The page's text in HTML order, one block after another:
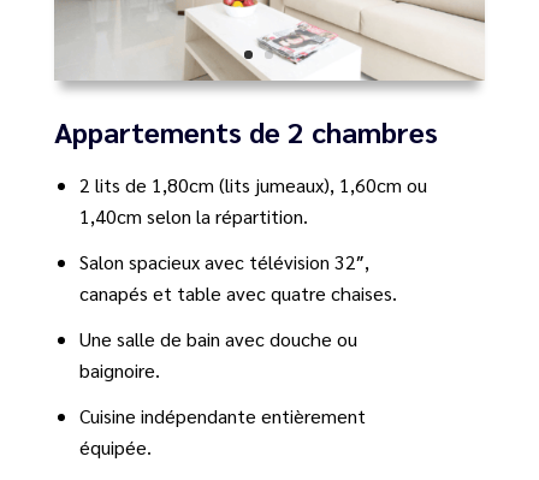
Appartements de 2 chambres
2 lits de 1,80cm (lits jumeaux), 1,60cm ou
1,40cm selon la répartition.
Salon spacieux avec télévision 32″,
canapés et table avec quatre chaises.
Une salle de bain avec douche ou
baignoire.
Cuisine indépendante entièrement
équipée.